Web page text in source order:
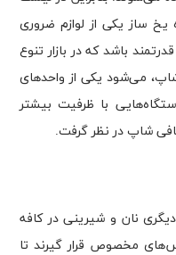
ساز یکی از لوازم ضروری
باشد که در بازار تنوع
شاپ، می‌شود یکی از واحدهای
با ظرفیت بیشتر
نان و شیرینی‌ در کافه
مخصوص قرار گیرند تا